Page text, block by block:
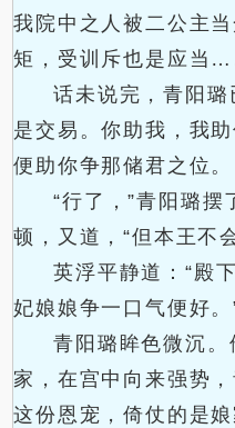
我院中之人被二公主
矩，受训斥也是应当
话未说完，青阳璐
是交易。你助我，我
便助你争那储君之位。
“行了，”青阳璐摆
顿，又道，“但本王不
英浮平静道：“殿
妃娘娘争一口气便好。
青阳璐眸色微沉
家，在宫中向来强势
这份恩宠，倚仗的是